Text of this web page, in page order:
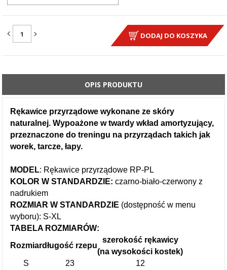
DODAJ DO KOSZYKA
ILOŚĆ:
OPIS PRODUKTU
Rękawice przyrządowe wykonane ze skóry
naturalnej. Wypoażone w twardy wkład amortyzujący,
przeznaczone do treningu na przyrządach takich jak
worek, tarcze, łapy.
MODEL: Rękawice przyrządowe RP-PL
KOLOR W STANDARDZIE: czarno-biało-czerwony z
nadrukiem
ROZMIAR W STANDARDZIE (dostępność w menu
wyboru): S-XL
TABELA ROZMIARÓW:
Rozmiardługość rzepu
szerokość rękawicy
(na wysokości kostek)
S
23
12